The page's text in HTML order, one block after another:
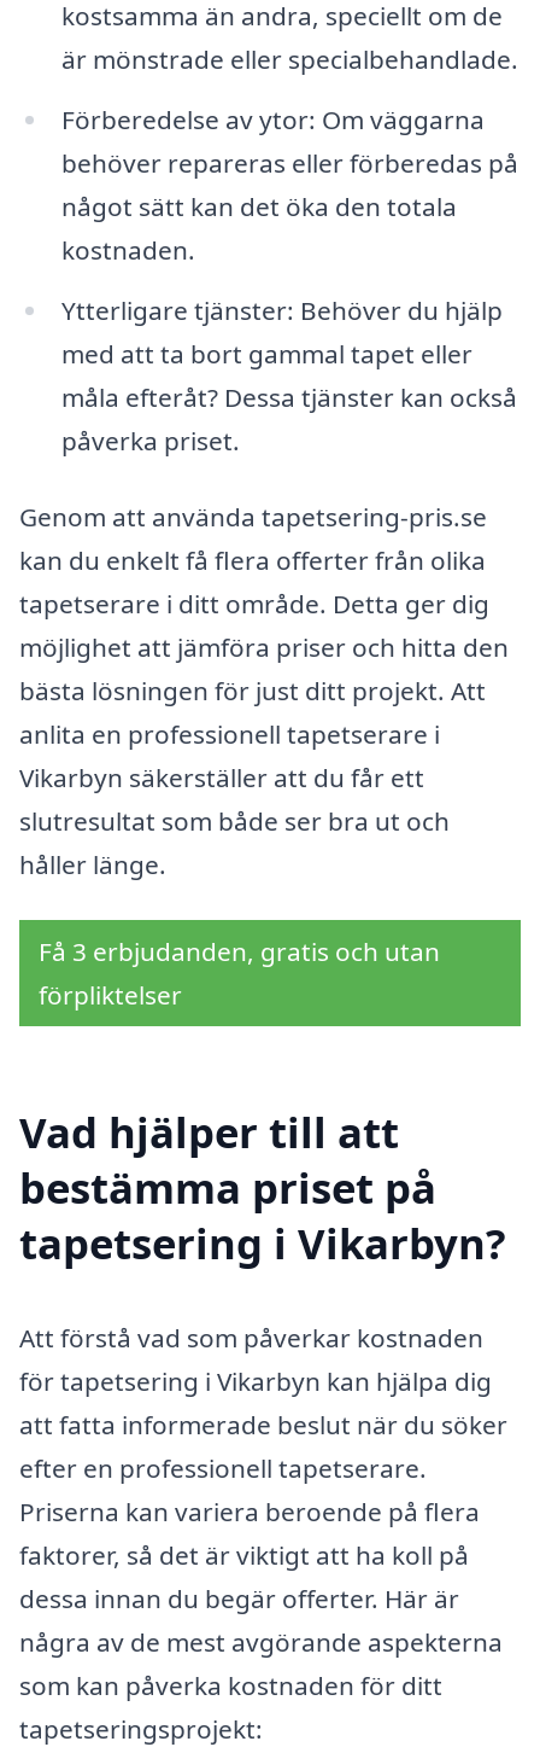
kostsamma än andra, speciellt om de
är mönstrade eller specialbehandlade.
Förberedelse av ytor: Om väggarna
behöver repareras eller förberedas på
något sätt kan det öka den totala
kostnaden.
Ytterligare tjänster: Behöver du hjälp
med att ta bort gammal tapet eller
måla efteråt? Dessa tjänster kan också
påverka priset.
Genom att använda tapetsering-pris.se
kan du enkelt få flera offerter från olika
tapetserare i ditt område. Detta ger dig
möjlighet att jämföra priser och hitta den
bästa lösningen för just ditt projekt. Att
anlita en professionell tapetserare i
Vikarbyn säkerställer att du får ett
slutresultat som både ser bra ut och
håller länge.
Få 3 erbjudanden, gratis och utan
förpliktelser
Vad hjälper till att
bestämma priset på
tapetsering i Vikarbyn?
Att förstå vad som påverkar kostnaden
för tapetsering i Vikarbyn kan hjälpa dig
att fatta informerade beslut när du söker
efter en professionell tapetserare.
Priserna kan variera beroende på flera
faktorer, så det är viktigt att ha koll på
dessa innan du begär offerter. Här är
några av de mest avgörande aspekterna
som kan påverka kostnaden för ditt
tapetseringsprojekt: